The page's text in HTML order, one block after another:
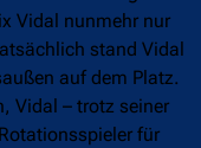
Vidal nunmehr nur
stand Vidal
auf dem Platz.
Vidal – trotz seiner
für